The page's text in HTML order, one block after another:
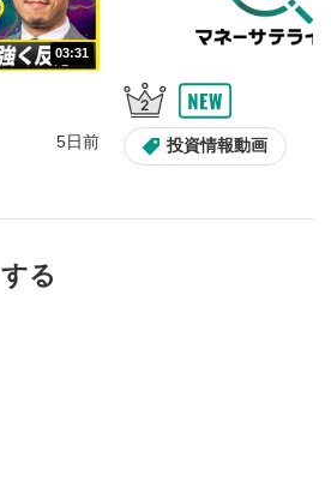
03:31
5日前 投資情報動画
る